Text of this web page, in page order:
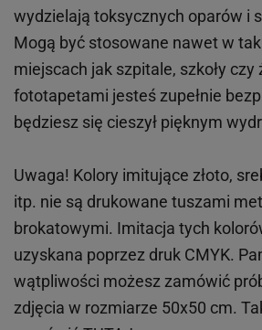
wydzielają toksycznych oparów i
Mogą być stosowane nawet w
miejscach jak szpitale, szkoły czy
fototapetami jesteś zupełnie
będziesz się cieszył pięknym
Uwaga! Kolory imitujące złoto,
itp. nie są drukowane tuszami
brokatowymi. Imitacja tych
uzyskana poprzez druk CMYK.
wątpliwości możesz zamówić
zdjęcia w rozmiarze 50x50 cm.